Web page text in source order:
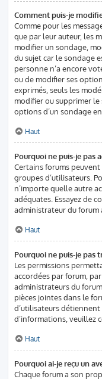
Comment puis-je
Comme pour les
que par leur auteur, les
modifier un sondage,
du sujet car le sondage
personne n’a encore
ou de modifier ses
exprimés, seuls les
modifier ou supprimer le
options d’un sondage
Haut
Pourquoi ne puis-je pas
Certains forums
groupes d’utilisateurs.
n’importe quelle autre
adéquates. Essayez de
administrateur du forum
Haut
Pourquoi ne puis-je pas
Les permissions
accordées par forum,
administrateurs du
pièces jointes dans le
d’utilisateurs
d’informations, veuillez
Haut
Pourquoi ai-je reçu un
Chaque forum a son